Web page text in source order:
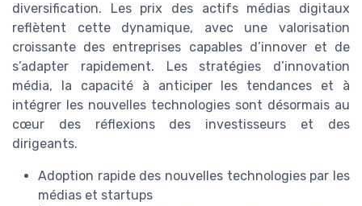
diversification. Les prix des actifs médias digitaux
reflètent cette dynamique, avec une valorisation
croissante des entreprises capables d’innover et de
s’adapter rapidement. Les stratégies d’innovation
média, la capacité à anticiper les tendances et à
intégrer les nouvelles technologies sont désormais au
cœur des réflexions des investisseurs et des
dirigeants.
Adoption rapide des nouvelles technologies par les
médias et startups